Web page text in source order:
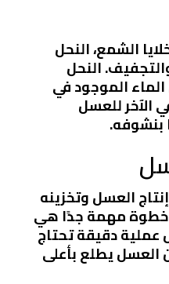
الشمع، النحل
النحل
الموجود في
الآخر للعسل
بنشوفه.
العسل وتخزينه
خطوة مهمة جدًا هي
دقيقة تحتاج
العسل يطلع بأعلى